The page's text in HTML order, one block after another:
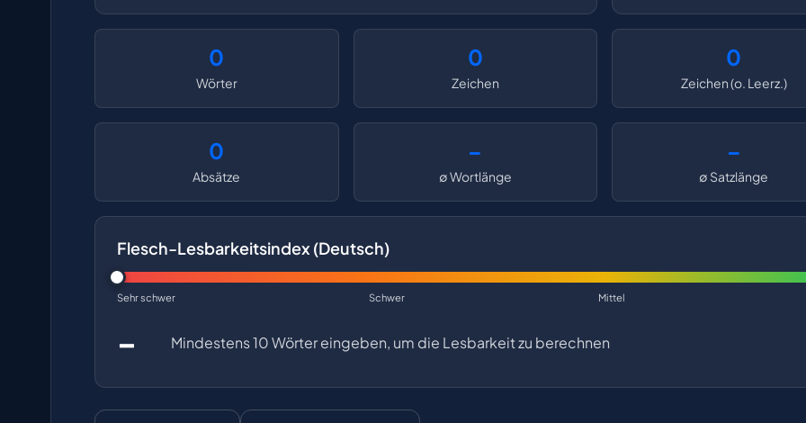
0
Wörter
0
Zeichen
0
Zeichen (o. Leerz.)
0
Absätze
–
∅ Wortlänge
–
∅ Satzlänge
Flesch-Lesbarkeitsindex (Deutsch)
Sehr schwer Schwer Mittel
– Mindestens 10 Wörter eingeben, um die Lesbarkeit zu berechnen